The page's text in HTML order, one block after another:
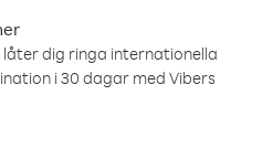
dig ringa internationella
i 30 dagar med Vibers